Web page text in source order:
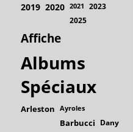
2019 2020 2021 2023
2025
Affiche
Albums
Spéciaux
Arleston Ayroles
Barbucci Dany